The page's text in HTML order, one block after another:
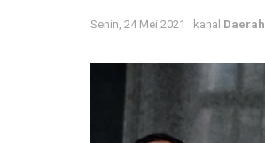
Senin, 24 Mei 2021 kanal Daerah